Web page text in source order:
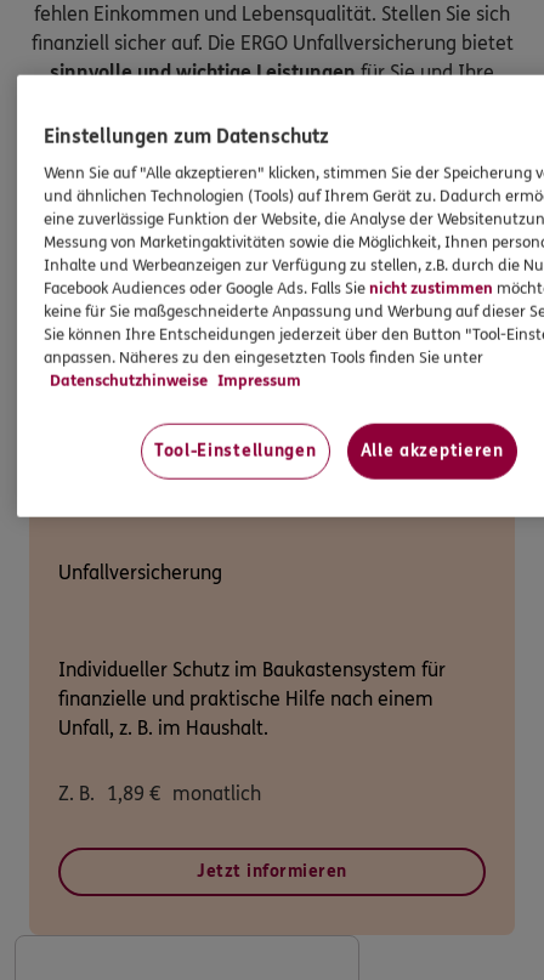
fehlen Einkommen und Lebensqualität. Stellen Sie sich
finanziell sicher auf. Die ERGO Unfallversicherung bietet
sinnvolle und wichtige Leistungenfür Sie und Ihre
Unfallversicherung
Individueller Schutz im Baukastensystem für
finanzielle und praktische Hilfe nach einem
Unfall, z. B. im Haushalt.
Z. B. 1,89 € monatlich
Jetzt informieren
Einstellungen zum Datenschutz
Wenn Sie auf "Alle akzeptieren" klicken, stimmen Sie der Speicherung
und ähnlichen Technologien (Tools) auf Ihrem Gerät zu. Dadurch
eine zuverlässige Funktion der Website, die Analyse der
Messung von Marketingaktivitäten sowie die Möglichkeit, Ihnen
Inhalte und Werbeanzeigen zur Verfügung zu stellen, z.B. durch die
Facebook Audiences oder Google Ads. Falls Sienicht zustimmen
keine für Sie maßgeschneiderte Anpassung und Werbung auf dieser
Sie können Ihre Entscheidungen jederzeit über den Button "Tool-
anpassen. Näheres zu den eingesetzten Tools finden Sie unter
Datenschutzhinweise Impressum
Tool-Einstellungen Alle akzeptieren